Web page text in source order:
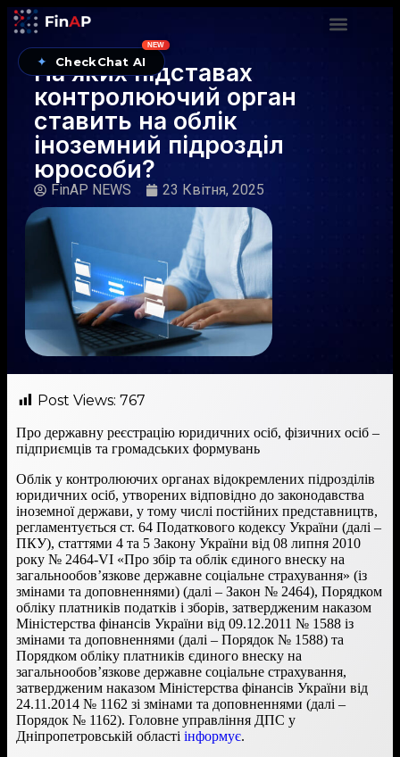
✦ CheckChat AI
NEW
На яких підставах
контролюючий орган
ставить на облік
іноземний підрозділ
юрособи?
FinAP NEWS 23 Квітня, 2025
Post Views: 767
Про державну реєстрацію юридичних осіб, фізичних осіб –
підприємців та громадських формувань
Облік у контролюючих органах відокремлених підрозділів
юридичних осіб, утворених відповідно до законодавства
іноземної держави, у тому числі постійних представництв,
регламентується ст. 64 Податкового кодексу України (далі –
ПКУ), статтями 4 та 5 Закону України від 08 липня 2010
року № 2464-VI «Про збір та облік єдиного внеску на
загальнообов’язкове державне соціальне страхування» (із
змінами та доповненнями) (далі – Закон № 2464), Порядком
обліку платників податків і зборів, затвердженим наказом
Міністерства фінансів України від 09.12.2011 № 1588 із
змінами та доповненнями (далі – Порядок № 1588) та
Порядком обліку платників єдиного внеску на
загальнообов’язкове державне соціальне страхування,
затвердженим наказом Міністерства фінансів України від
24.11.2014 № 1162 зі змінами та доповненнями (далі –
Порядок № 1162). Головне управління ДПС у
Дніпропетровській області інформує.